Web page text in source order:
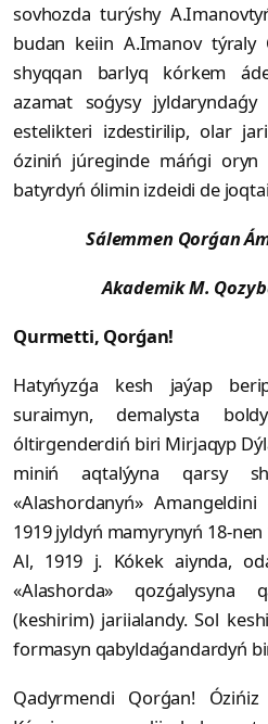
sovhozda turýshy
budan keiin A.Imanov týraly
shyqqan barlyq kórkem
azamat soǵysy jyldaryndaǵy
estelikteri izdestirilip, olar
óziniń júre­ginde máńgi oryn
batyrdyń ólimin izdeidi de
Sálemmen Qorǵan
Akademik M.
Qurmetti, Qorǵan!
Hatyńyzǵa kesh jaýap
suraimyn, demalysta
óltirgenderdiń bi­ri Mirjaqyp
miniń aqtalýyna qarsy
«Alashordanyń»
1919 jyldyń mamyrynyń 18-
Al, 1919 j. Kókek aiynda,
«Alashorda» qozǵalysyna
(keshirim) jariialandy. Sol
formasyn qabyl­daǵandardyń
Qadyrmendi Qorǵan!